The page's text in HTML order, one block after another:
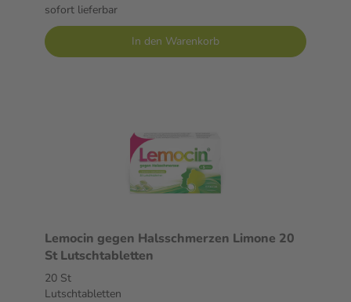
sofort lieferbar
In den Warenkorb
Lemocin gegen Halsschmerzen Limone 20
St Lutschtabletten
20 St
Lutschtabletten